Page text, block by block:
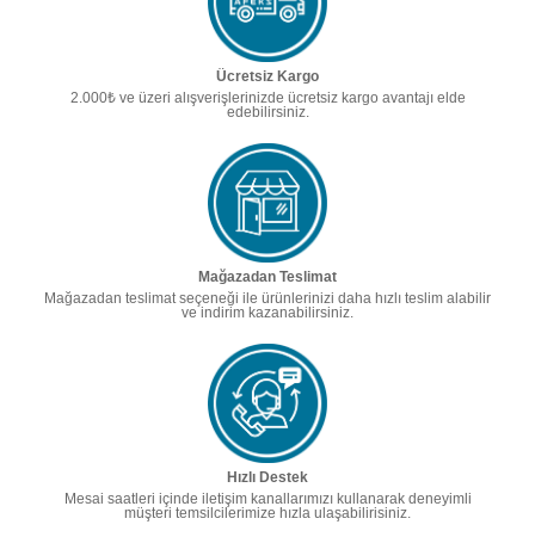
Ücretsiz Kargo
2.000₺ ve üzeri alışverişlerinizde ücretsiz kargo avantajı elde
edebilirsiniz.
Mağazadan Teslimat
Mağazadan teslimat seçeneği ile ürünlerinizi daha hızlı teslim alabilir
ve indirim kazanabilirsiniz.
Hızlı Destek
Mesai saatleri içinde iletişim kanallarımızı kullanarak deneyimli
müşteri temsilcilerimize hızla ulaşabilirisiniz.